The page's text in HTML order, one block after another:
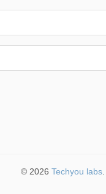
© 2026 Techyou labs